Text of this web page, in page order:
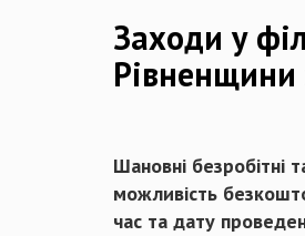
Заходи у
Рівненщини
Шановні безробітні
можливість
час та дату